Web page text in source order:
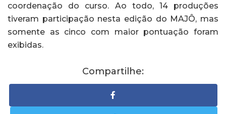
coordenação do curso. Ao todo, 14 produções
tiveram participação nesta edição do MAJÔ, mas
somente as cinco com maior pontuação foram
exibidas.
Compartilhe: